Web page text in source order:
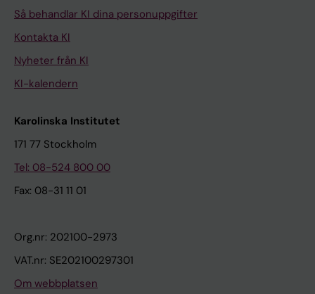
Så behandlar KI dina personuppgifter
Kontakta KI
Nyheter från KI
KI-kalendern
Karolinska Institutet
171 77 Stockholm
Tel: 08-524 800 00
Fax: 08-31 11 01
Org.nr: 202100-2973
VAT.nr: SE202100297301
Om webbplatsen